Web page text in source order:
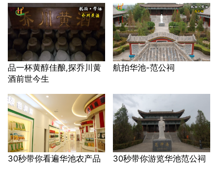
品一杯黄醇佳酿,探乔川黄
酒前世今生
航拍华池-范公祠
30秒带你看遍华池农产品 30秒带你游览华池范公祠